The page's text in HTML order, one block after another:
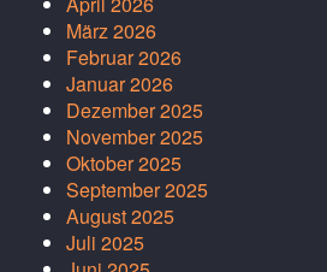
März 2026
Februar 2026
Januar 2026
Dezember 2025
November 2025
Oktober 2025
September 2025
August 2025
Juli 2025